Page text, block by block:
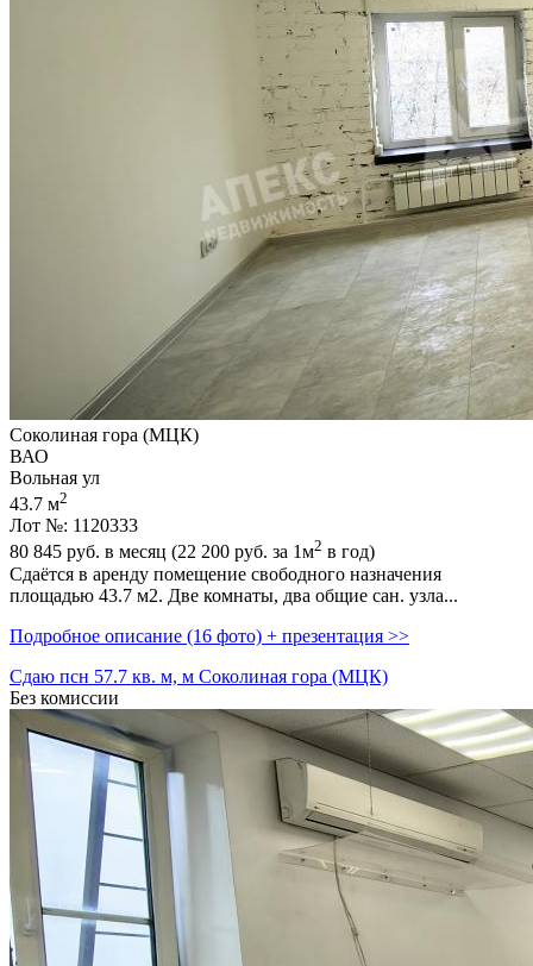
Соколиная гора (МЦК)
ВАО
Вольная ул
43.7 м2
Лот №: 1120333
80 845 руб. в месяц (22 200 руб. за 1м2 в год)
Сдаётся в аренду помещение свободного назначения
площадью 43.7 м2. Две комнаты,­ два общие сан. узла...
Подробное описание (16 фото) + презентация >>
Сдаю псн 57.7 кв. м, м Соколиная гора (МЦК)
Без комиссии